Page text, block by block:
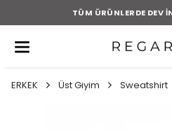
TÜM ÜRÜNLERDE DEV
ERKEK Üst Giyim Sweatshirt